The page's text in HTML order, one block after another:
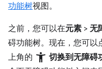
功能树视图。
之前，您可以在元素 > 无
碍功能树。现在，您可以
上角的 accessibility_new 切换到无障碍